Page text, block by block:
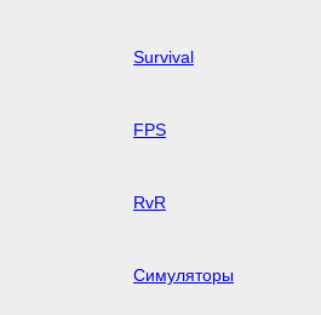
Survival
FPS
RvR
Симуляторы